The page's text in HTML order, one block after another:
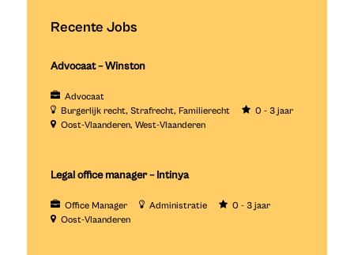
Recente Jobs
Advocaat – Winston
Advocaat
Burgerlijk recht Strafrecht Familierecht
0 - 3 jaar
Oost-Vlaanderen West-Vlaanderen
Legal office manager – Intinya
Office Manager Administratie
0 - 3 jaar
Oost-Vlaanderen